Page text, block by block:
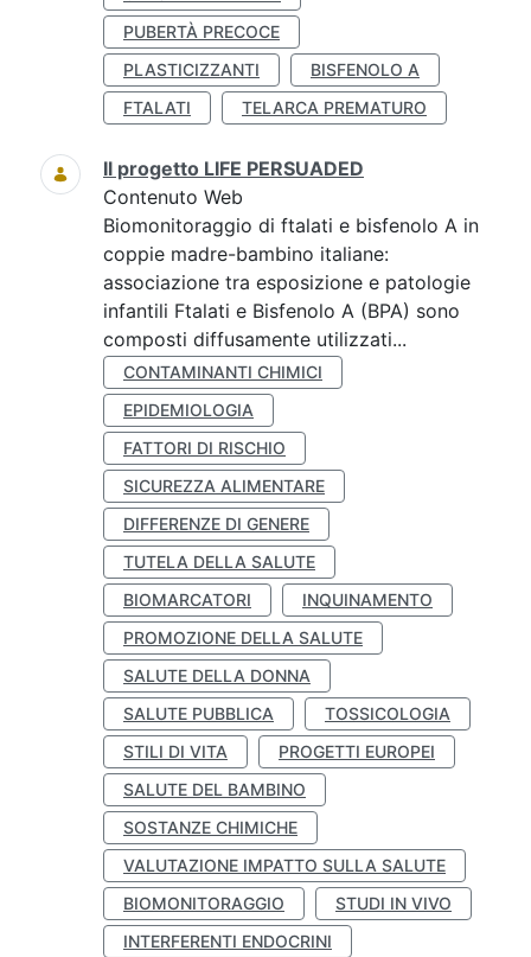
PUBERTÀ PRECOCE
PLASTICIZZANTI
BISFENOLO A
FTALATI
TELARCA PREMATURO
Il progetto LIFE PERSUADED
Contenuto Web
Biomonitoraggio di ftalati e bisfenolo A in
coppie madre-bambino italiane:
associazione tra esposizione e patologie
infantili Ftalati e Bisfenolo A (BPA) sono
composti diffusamente utilizzati...
CONTAMINANTI CHIMICI
EPIDEMIOLOGIA
FATTORI DI RISCHIO
SICUREZZA ALIMENTARE
DIFFERENZE DI GENERE
TUTELA DELLA SALUTE
BIOMARCATORI
INQUINAMENTO
PROMOZIONE DELLA SALUTE
SALUTE DELLA DONNA
SALUTE PUBBLICA
TOSSICOLOGIA
STILI DI VITA
PROGETTI EUROPEI
SALUTE DEL BAMBINO
SOSTANZE CHIMICHE
VALUTAZIONE IMPATTO SULLA SALUTE
BIOMONITORAGGIO
STUDI IN VIVO
INTERFERENTI ENDOCRINI